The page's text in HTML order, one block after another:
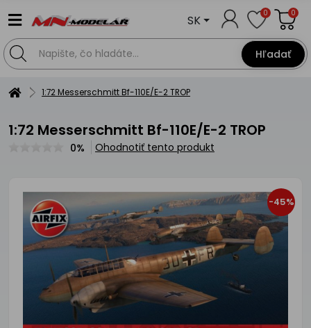
Hľadať
SK 0 0
1:72 Messerschmitt Bf-110E/E-2 TROP
1:72 Messerschmitt Bf-110E/E-2 TROP
0% Ohodnotiť tento produkt
-45%